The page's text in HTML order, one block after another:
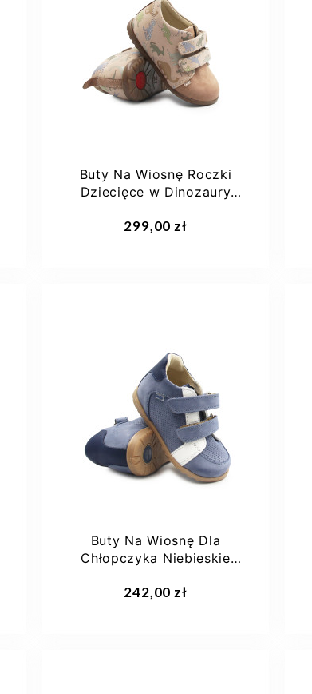
28 29
31
+2
Buty Na Wiosnę Roczki
Dziecięce w Dinozaury
299,00 zł
21 22
24
Buty Na Wiosnę Dla
Chłopczyka Niebieskie
242,00 zł